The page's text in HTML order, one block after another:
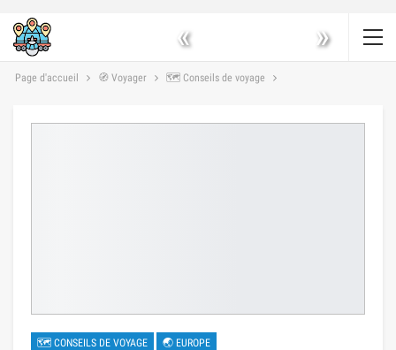
« »
Page d'accueil 🧭 Voyager 🗺 Conseils de voyage
🗺 CONSEILS DE VOYAGE 🌏 EUROPE